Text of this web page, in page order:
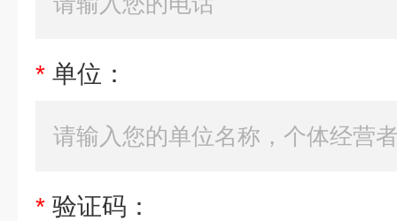
* 单位：
* 验证码：